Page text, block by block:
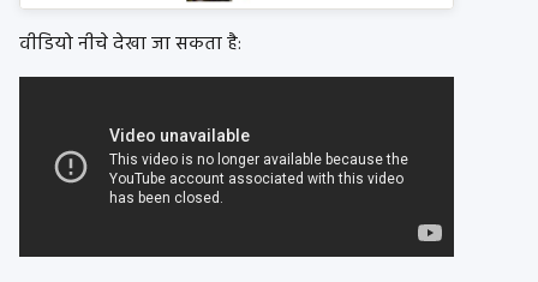
वीडियो नीचे देखा जा सकता है: